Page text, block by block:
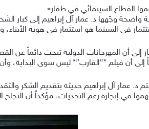
القطاع السينمائي في ظفار»..
واضحة وجّهها د. عمار آل إبراهيم إلى كبار
في السينما هو استثمار في هوية
إلى أن المهرجانات الدولية تبحث دائماً عن
إلى أن فيلم *“القارب”* ليس سوى البداية،
د. عمار آل إبراهيم حديثه بتقديم الشكر
في إنجازه رغم التحديات، مؤكداً أن